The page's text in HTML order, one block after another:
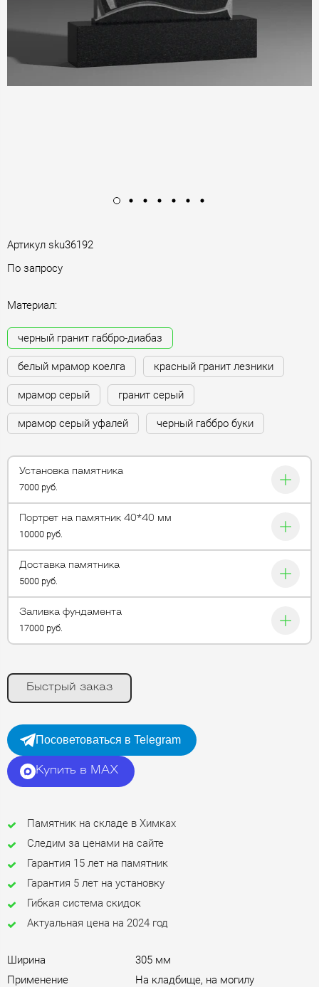
Артикул sku36192
По запросу
Материал:
черный гранит габбро-диабаз
белый мрамор коелга красный гранит лезники
мрамор серый гранит серый
мрамор серый уфалей черный габбро буки
Установка памятника
7000 руб.
Портрет на памятник 40*40 мм
10000 руб.
Доставка памятника
5000 руб.
Заливка фундамента
17000 руб.
Быстрый заказ
Посоветоваться в Telegram
Купить в MAX
Памятник на складе в Химках
Следим за ценами на сайте
Гарантия 15 лет на памятник
Гарантия 5 лет на установку
Гибкая система скидок
Актуальная цена на 2024 год
Ширина
305 мм
Применение
На кладбище, на могилу